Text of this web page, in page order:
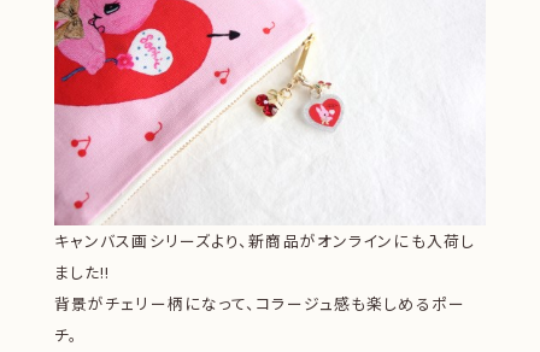
キャンバス画シリーズより、新商品がオンラインにも入荷し
ました!!
背景がチェリー柄になって、コラージュ感も楽しめるポー
チ。